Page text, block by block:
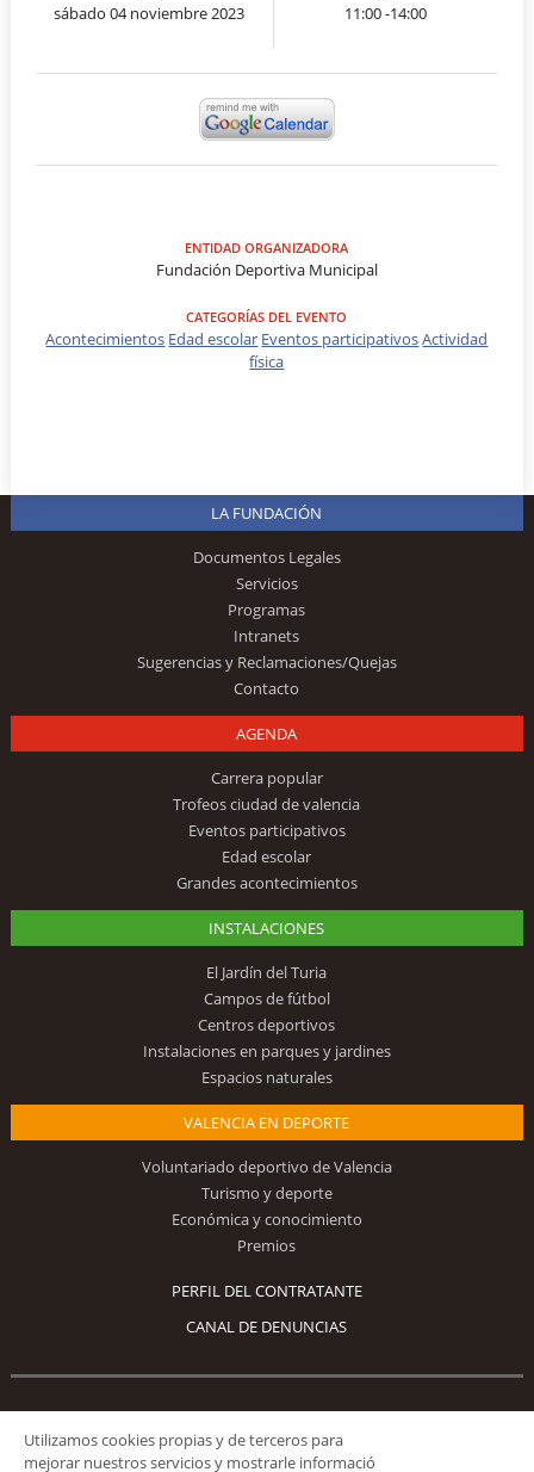
sábado 04 noviembre 2023 11:00 -14:00
ENTIDAD ORGANIZADORA
Fundación Deportiva Municipal
CATEGORÍAS DEL EVENTO
Acontecimientos Edad escolar Eventos participativosActividad
física
LA FUNDACIÓN
Documentos Legales
Servicios
Programas
Intranets
Sugerencias y Reclamaciones/Quejas
Contacto
AGENDA
Carrera popular
Trofeos ciudad de valencia
Eventos participativos
Edad escolar
Grandes acontecimientos
INSTALACIONES
El Jardín del Turia
Campos de fútbol
Centros deportivos
Instalaciones en parques y jardines
Espacios naturales
VALENCIA EN DEPORTE
Voluntariado deportivo de Valencia
Turismo y deporte
Económica y conocimiento
Premios
PERFIL DEL CONTRATANTE
CANAL DE DENUNCIAS
Síguenos
Utilizamos cookies propias y de terceros para
mejorar nuestros servicios y mostrarle informació